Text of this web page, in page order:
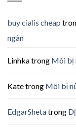
buy cialis cheap
ngàn
Linhkatrong Môi bị
Katetrong Môi bị
EdgarShetatrong